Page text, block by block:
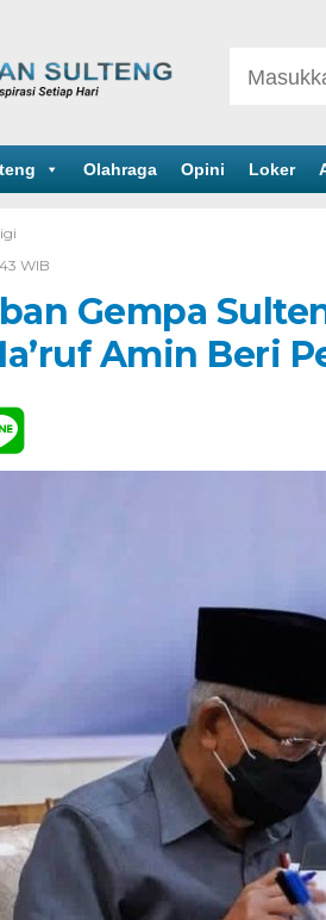
Olahraga Opini Loker
WIB
Gempa
Amin Beri